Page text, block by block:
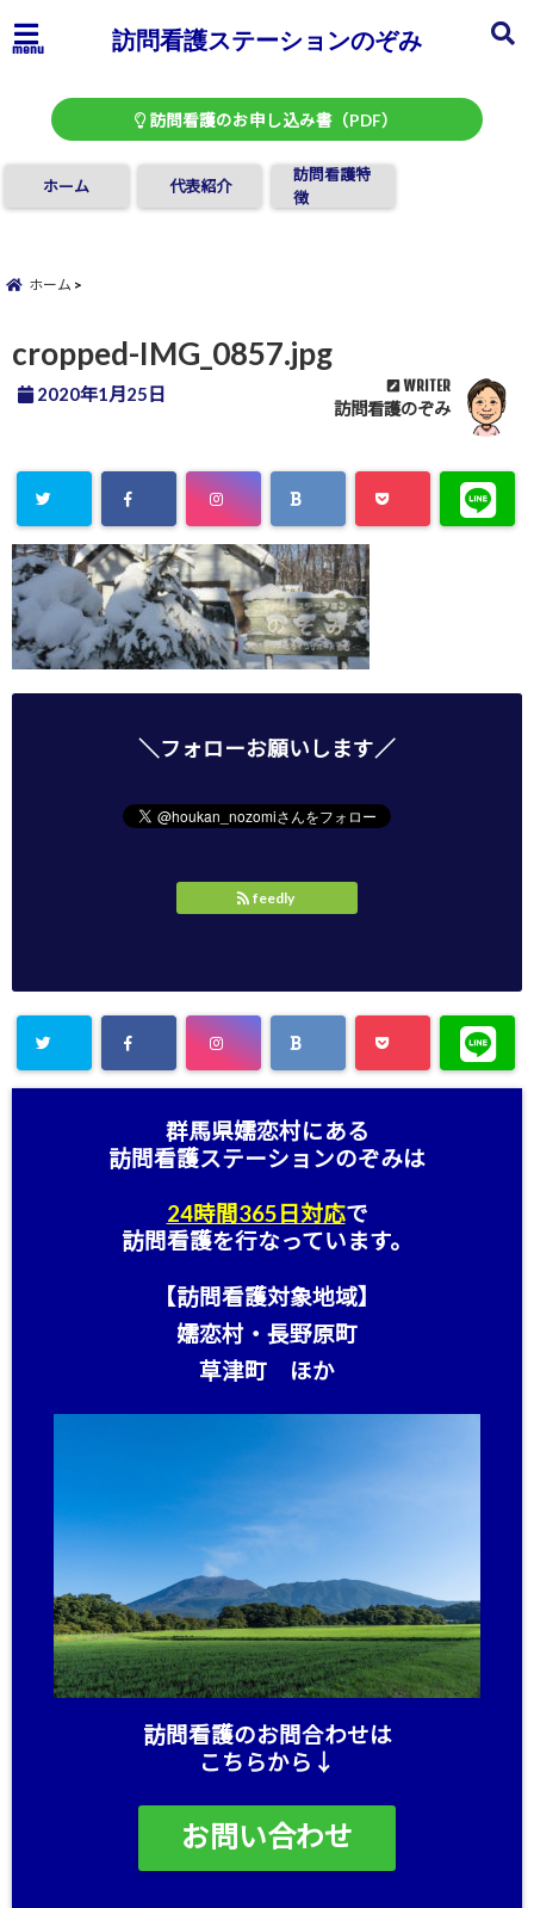
menu 訪問看護ステーションのぞみ
訪問看護のお申し込み書（PDF）
ホーム 代表紹介
訪問看護特
徴
ホーム
cropped-IMG_0857.jpg
2020年1月25日 WRITER
訪問看護のぞみ
＼フォローお願いします／
feedly
群馬県嬬恋村にある
訪問看護ステーションのぞみは
24時間365日対応で
訪問看護を行なっています。
【訪問看護対象地域】
嬬恋村・長野原町
草津町 ほか
訪問看護のお問合わせは
こちらから↓
お問い合わせ